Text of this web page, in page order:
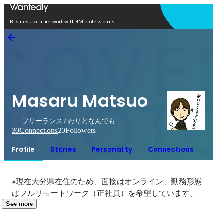
Business social network with 4M professionals
Masaru Matsuo
フリーランス / わりとなんでも
30Connections20Followers
Profile Stories Personality Connections
※現在大分県在住のため、面接はオンライン、勤務形態
はフルリモートワーク（正社員）を希望しています。
See more